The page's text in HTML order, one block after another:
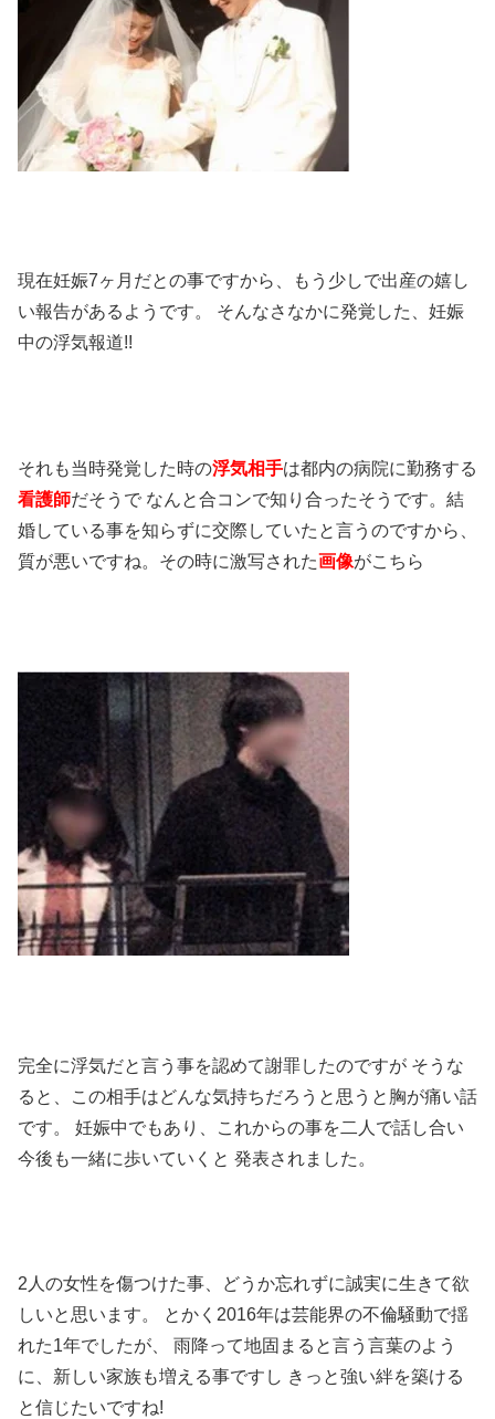
現在妊娠7ヶ月だとの事ですから、もう少しで出産の嬉し
い報告があるようです。 そんなさなかに発覚した、妊娠
中の浮気報道!!
それも当時発覚した時の浮気相手は都内の病院に勤務する
看護師だそうで なんと合コンで知り合ったそうです。結
婚している事を知らずに交際していたと言うのですから、
質が悪いですね。その時に激写された画像がこちら
完全に浮気だと言う事を認めて謝罪したのですが そうな
ると、この相手はどんな気持ちだろうと思うと胸が痛い話
です。 妊娠中でもあり、これからの事を二人で話し合い
今後も一緒に歩いていくと 発表されました。
2人の女性を傷つけた事、どうか忘れずに誠実に生きて欲
しいと思います。 とかく2016年は芸能界の不倫騒動で揺
れた1年でしたが、 雨降って地固まると言う言葉のよう
に、新しい家族も増える事ですし きっと強い絆を築ける
と信じたいですね!